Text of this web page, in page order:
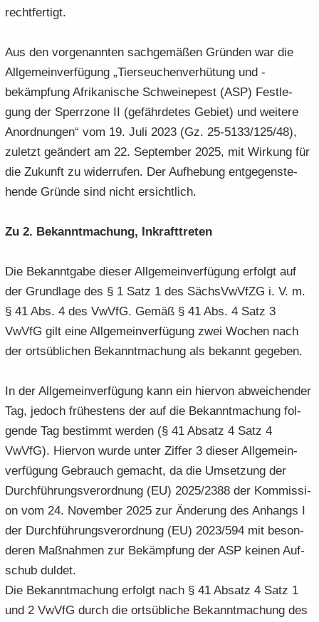
recht­fer­tigt.
Aus den vor­ge­nann­ten sach­ge­mä­ßen Grün­den war die
All­ge­mein­ver­fü­gung „Tier­seu­chen­ver­hü­tung und -​
bekämpfung Afri­ka­ni­sche Schwei­ne­pest (ASP) Fest­le­
gung der Sperr­zo­ne II (ge­fähr­de­tes Ge­biet) und wei­te­re
An­ord­nun­gen“ vom 19. Juli 2023 (Gz. 25-5133/125/48),
zu­letzt ge­än­dert am 22. Sep­tem­ber 2025, mit Wir­kung für
die Zu­kunft zu wi­der­ru­fen. Der Auf­he­bung ent­ge­gen­ste­
hen­de Grün­de sind nicht er­sicht­lich.
Zu 2. Be­kannt­ma­chung, In­kraft­tre­ten
Die Be­kannt­ga­be die­ser All­ge­mein­ver­fü­gung er­folgt auf
der Grund­la­ge des § 1 Satz 1 des Sächs­VwVfZG i. V. m.
§ 41 Abs. 4 des VwVfG. Gemäß § 41 Abs. 4 Satz 3
VwVfG gilt eine All­ge­mein­ver­fü­gung zwei Wo­chen nach
der orts­üb­li­chen Be­kannt­ma­chung als be­kannt ge­ge­ben.
In der All­ge­mein­ver­fü­gung kann ein hier­von ab­wei­chen­der
Tag, je­doch frü­hes­tens der auf die Be­kannt­ma­chung fol­
gen­de Tag be­stimmt wer­den (§ 41 Ab­satz 4 Satz 4
VwVfG). Hier­von wurde unter Zif­fer 3 die­ser All­ge­mein­
ver­fü­gung Ge­brauch ge­macht, da die Um­set­zung der
Durch­füh­rungs­ver­ord­nung (EU) 2025/2388 der Kom­mis­si­
on vom 24. No­vem­ber 2025 zur Än­de­rung des An­hangs I
der Durch­füh­rungs­ver­ord­nung (EU) 2023/594 mit be­son­
de­ren Maß­nah­men zur Be­kämp­fung der ASP kei­nen Auf­
schub dul­det.
Die Be­kannt­ma­chung er­folgt nach § 41 Ab­satz 4 Satz 1
und 2 VwVfG durch die orts­üb­li­che Be­kannt­ma­chung des